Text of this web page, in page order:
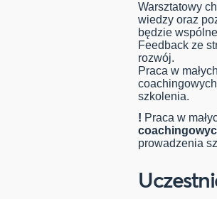
Warsztatowy
wiedzy oraz
będzie
Feedback ze
rozwój.
Praca w
szkolenia.
! Praca w
prowadzenia